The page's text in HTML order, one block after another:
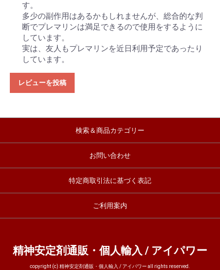
す。
多少の副作用はあるかもしれませんが、総合的な判
断でプレマリンは満足できるので使用をするように
しています。
実は、友人もプレマリンを近日利用予定であったり
しています。
レビューを投稿
検索＆商品カテゴリー
お問い合わせ
特定商取引法に基づく表記
ご利用案内
精神安定剤通販・個人輸入 / アイパワー
copyright (c) 精神安定剤通販・個人輸入 / アイパワー all rights reserved.